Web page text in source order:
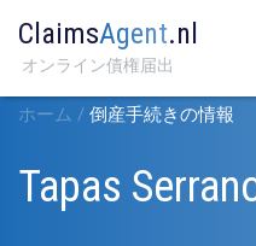
ClaimsAgent.nl
オンライン債権届出
ホーム / 倒産手続きの情報
Tapas